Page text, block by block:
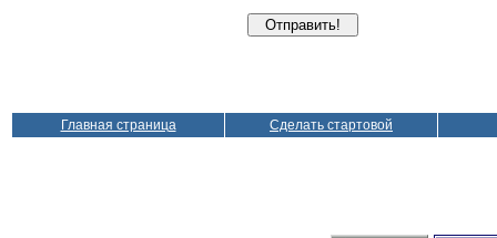
Главная страница Сделать стартовой